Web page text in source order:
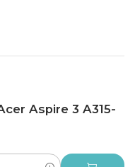
Aspire 3 A315-